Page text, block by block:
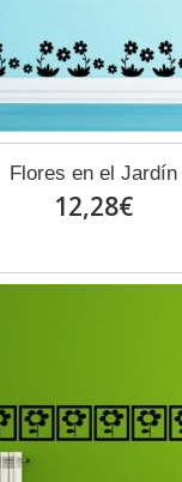
Flores en el Jardín
12,28€